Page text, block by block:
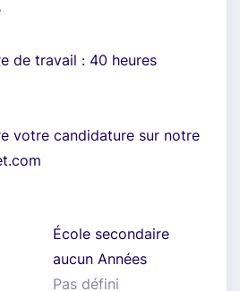
de travail : 40 heures
votre candidature sur notre
École secondaire
aucun Années
Pas défini